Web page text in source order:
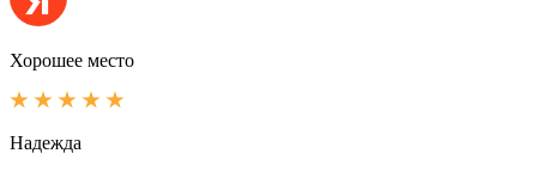
Хорошее место
Надежда